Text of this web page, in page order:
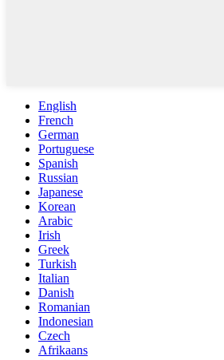
English
French
German
Portuguese
Spanish
Russian
Japanese
Korean
Arabic
Irish
Greek
Turkish
Italian
Danish
Romanian
Indonesian
Czech
Afrikaans